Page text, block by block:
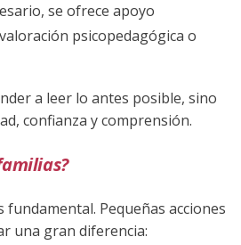
se ofrece apoyo
psicopedagógica o
a leer lo antes posible, sino
confianza y comprensión.
fundamental. Pequeñas acciones
una gran diferencia: